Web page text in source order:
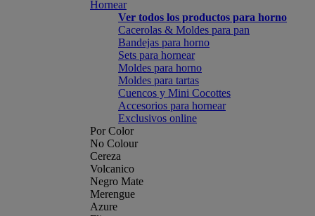
Hornear
Ver todos los productos para horno
Cacerolas & Moldes para pan
Bandejas para horno
Sets para hornear
Moldes para horno
Moldes para tartas
Cuencos y Mini Cocottes
Accesorios para hornear
Exclusivos online
Por Color
No Colour
Cereza
Volcanico
Negro Mate
Merengue
Azure